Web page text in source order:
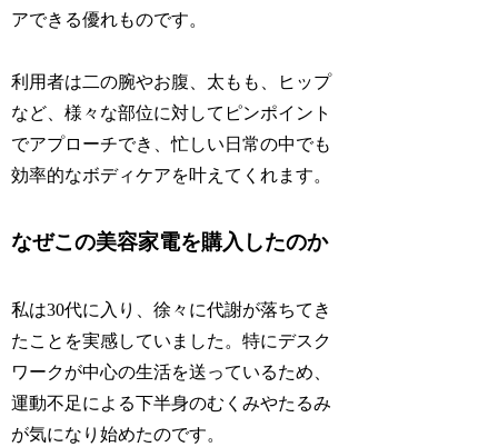
アできる優れものです。
利用者は二の腕やお腹、太もも、ヒップ
など、様々な部位に対してピンポイント
でアプローチでき、忙しい日常の中でも
効率的なボディケアを叶えてくれます。
なぜこの美容家電を購入したのか
私は30代に入り、徐々に代謝が落ちてき
たことを実感していました。特にデスク
ワークが中心の生活を送っているため、
運動不足による下半身のむくみやたるみ
が気になり始めたのです。